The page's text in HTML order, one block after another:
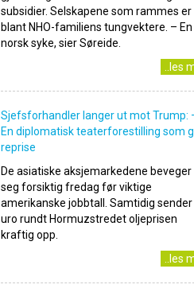
subsidier. Selskapene som rammes er
blant NHO-familiens tungvektere. – En
norsk syke, sier Søreide.
..les
Sjefsforhandler langer ut mot Trump:
En diplomatisk teaterforestilling som
reprise
De asiatiske aksjemarkedene beveger
seg forsiktig fredag før viktige
amerikanske jobbtall. Samtidig sender
uro rundt Hormuzstredet oljeprisen
kraftig opp.
..les